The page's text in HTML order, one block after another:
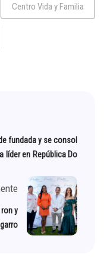
Centro Vida y Familia
fundada y se consol
líder en República Do
y